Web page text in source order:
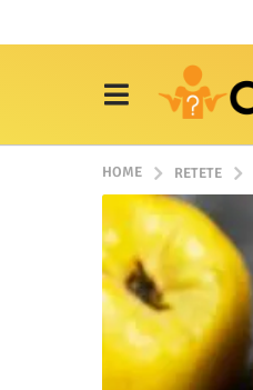
HOME RETETE